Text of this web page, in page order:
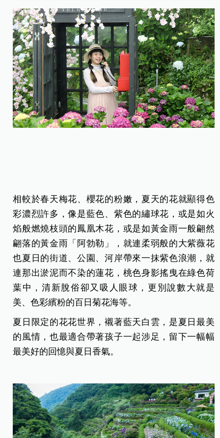
相較於春天梅花、櫻花的粉嫩，夏天的花就顯得色
彩濃烈許多，像是藍色、紫色的繡球花，或是如火
焰般燃燒枝頭的鳳凰木花，或是如黃金雨一般翩然
翩落的黃金雨「阿勃勒」，就連柔弱般的大紫薇花
也夏日的街道、公園、河岸帶來一抹紫色浪潮，就
連那出淤泥而不染的蓮花，桃色身影搖曳在綠色荷
葉中，清新脫俗卻又吸人眼球，更別說數大就是
美、色彩繽粉的百日菊花海等。
夏日限定的花花世界，襯著藍天白雲，是夏日最美
的風情，也最適合帶著孩子一起涉足，留下一幅幅
最美好的回憶與夏日香氣。